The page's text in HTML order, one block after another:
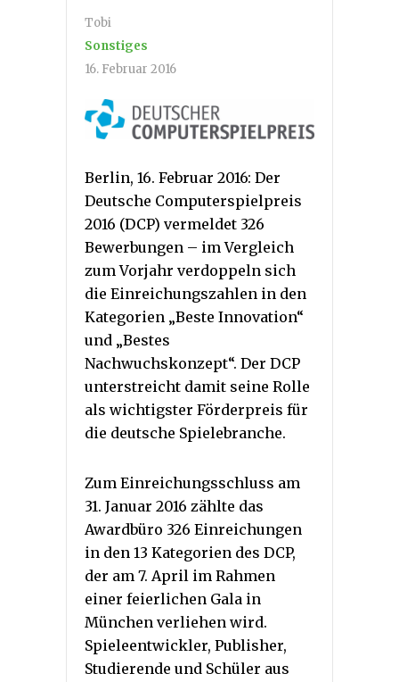
Tobi
Sonstiges
16. Februar 2016
Berlin, 16. Februar 2016: Der
Deutsche Computerspielpreis
2016 (DCP) vermeldet 326
Bewerbungen – im Vergleich
zum Vorjahr verdoppeln sich
die Einreichungszahlen in den
Kategorien „Beste Innovation“
und „Bestes
Nachwuchskonzept“. Der DCP
unterstreicht damit seine Rolle
als wichtigster Förderpreis für
die deutsche Spielebranche.
Zum Einreichungsschluss am
31. Januar 2016 zählte das
Awardbüro 326 Einreichungen
in den 13 Kategorien des DCP,
der am 7. April im Rahmen
einer feierlichen Gala in
München verliehen wird.
Spieleentwickler, Publisher,
Studierende und Schüler aus